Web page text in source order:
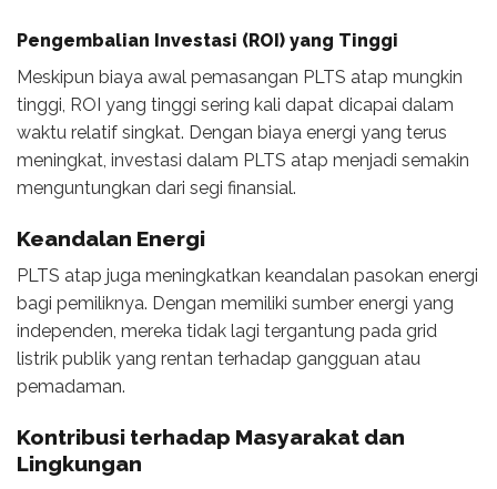
Pengembalian Investasi (ROI) yang Tinggi
Meskipun biaya awal pemasangan PLTS atap mungkin
tinggi, ROI yang tinggi sering kali dapat dicapai dalam
waktu relatif singkat. Dengan biaya energi yang terus
meningkat, investasi dalam PLTS atap menjadi semakin
menguntungkan dari segi finansial.
Keandalan Energi
PLTS atap juga meningkatkan keandalan pasokan energi
bagi pemiliknya. Dengan memiliki sumber energi yang
independen, mereka tidak lagi tergantung pada grid
listrik publik yang rentan terhadap gangguan atau
pemadaman.
Kontribusi terhadap Masyarakat dan
Lingkungan